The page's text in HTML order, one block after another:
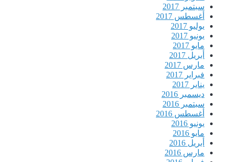
سبتمبر 2017
أغسطس 2017
يوليو 2017
يونيو 2017
مايو 2017
أبريل 2017
مارس 2017
فبراير 2017
يناير 2017
ديسمبر 2016
سبتمبر 2016
أغسطس 2016
يونيو 2016
مايو 2016
أبريل 2016
مارس 2016